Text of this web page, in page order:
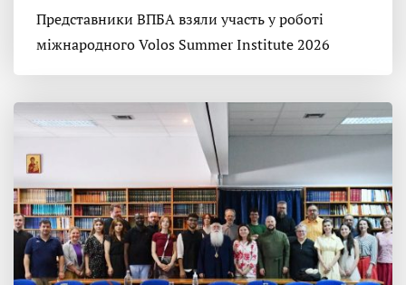
Представники ВПБА взяли участь у роботі
міжнародного Volos Summer Institute 2026